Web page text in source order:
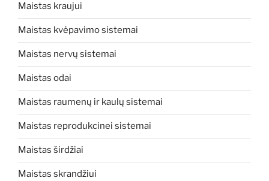
Maistas kraujui
Maistas kvėpavimo sistemai
Maistas nervų sistemai
Maistas odai
Maistas raumenų ir kaulų sistemai
Maistas reprodukcinei sistemai
Maistas širdžiai
Maistas skrandžiui